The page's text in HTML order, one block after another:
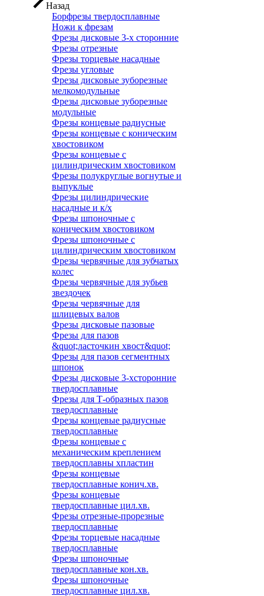
Назад
Борфрезы твердосплавные
Ножи к фрезам
Фрезы дисковые 3-х сторонние
Фрезы отрезные
Фрезы торцевые насадные
Фрезы угловые
Фрезы дисковые зуборезные
мелкомодульные
Фрезы дисковые зуборезные
модульные
Фрезы концевые радиусные
Фрезы концевые с коническим
хвостовиком
Фрезы концевые с
цилиндрическим хвостовиком
Фрезы полукруглые вогнутые и
выпуклые
Фрезы цилиндрические
насадные и к/х
Фрезы шпоночные с
коническим хвостовиком
Фрезы шпоночные с
цилиндрическим хвостовиком
Фрезы червячные для зубчатых
колес
Фрезы червячные для зубьев
звездочек
Фрезы червячные для
шлицевых валов
Фрезы дисковые пазовые
Фрезы для пазов
&quot;ласточкин хвост&quot;
Фрезы для пазов сегментных
шпонок
Фрезы дисковые 3-хсторонние
твердосплавные
Фрезы для Т-образных пазов
твердосплавные
Фрезы концевые радиусные
твердосплавные
Фрезы концевые с
механическим креплением
твердосплавны хпластин
Фрезы концевые
твердосплавные конич.хв.
Фрезы концевые
твердосплавные цил.хв.
Фрезы отрезные-прорезные
твердосплавные
Фрезы торцевые насадные
твердосплавные
Фрезы шпоночные
твердосплавные кон.хв.
Фрезы шпоночные
твердосплавные цил.хв.